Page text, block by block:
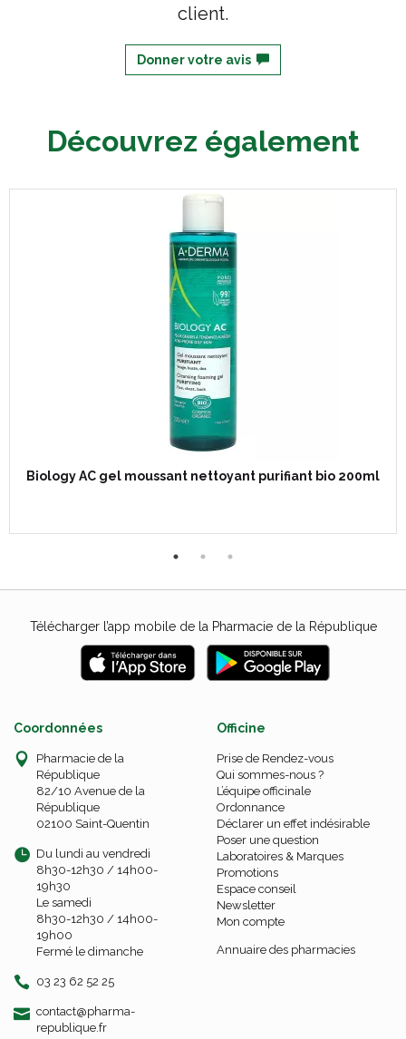
client.
Donner votre avis
Découvrez également
Biology AC gel moussant nettoyant purifiant bio 200ml
Télécharger l’app mobile de la Pharmacie de la République
Coordonnées
Pharmacie de la
République
82/10 Avenue de la
République
02100 Saint-Quentin
Du lundi au vendredi
8h30-12h30 / 14h00-
19h30
Le samedi
8h30-12h30 / 14h00-
19h00
Fermé le dimanche
03 23 62 52 25
contact-
@-
pharma-
republique.fr
Officine
Prise de Rendez-vous
Qui sommes-nous ?
L’équipe officinale
Ordonnance
Déclarer un effet indésirable
Poser une question
Laboratoires & Marques
Promotions
Espace conseil
Newsletter
Mon compte
Annuaire des pharmacies